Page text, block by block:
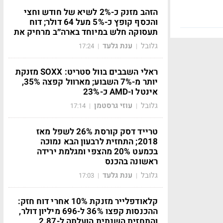
הזהב מזנק כ-2% לשיא של חודש וחצי
והכסף קופץ כ-5% מעל 64 דולר; דוח
תעסוקה חלש במיוחד בארה״ב מרחיק את
גלובל | ענת גלעד |
17:24
ראלי השבבים בוול סטריט: SOXX מזנקת
יותר מ-7% השבוע; מארוול קפצה 35%,
אינטל ו-AMD כ-23%
גלובל | עוזי גרסטמן |
17:14
טרייד דסק קורסת 26% לשפל מאז
2018; התחזית לרבעון הבא נמוכה
בכמעט 20% מהצפי ומגלמת ירידה
ראשונה בהכנס
גלובל | ענת גלעד |
17:03
קלאודפלייר מזנקת 10% אחרי דוח חזק:
ההכנסות קפצו 36% ל-696 מיליון דולר,